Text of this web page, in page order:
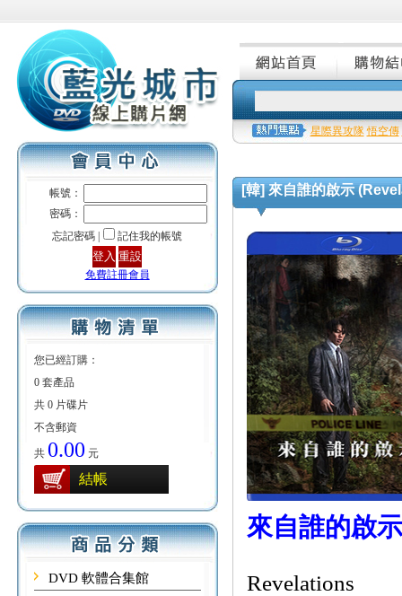
帳號：
密碼：
忘記密碼 |
記住我的帳號
免費註冊會員
您已經訂購：
0 套產品
共 0 片碟片
不含郵資
共 0.00 元
結帳
DVD 軟體合集館
星際異攻隊 悟空傳
[韓] 來自誰的啟示
來自誰的啟示
Revelations